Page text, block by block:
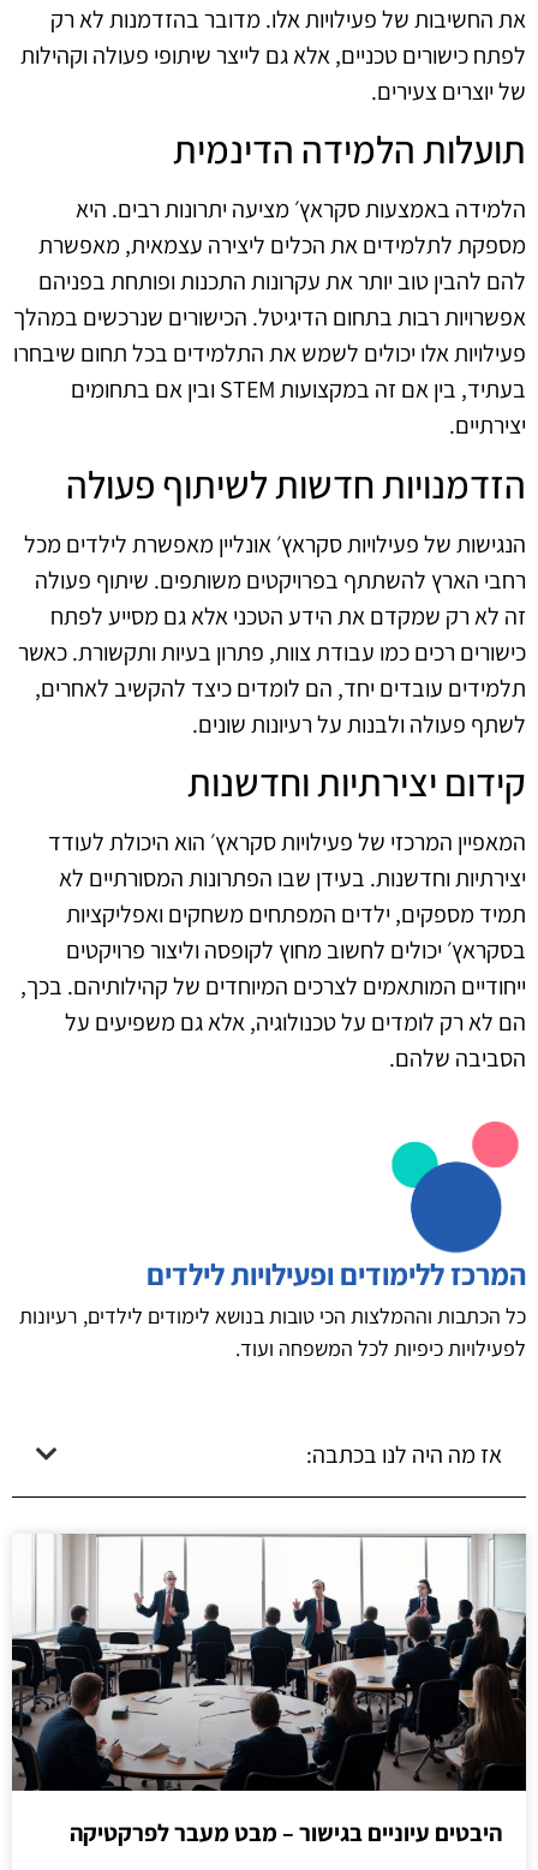
את החשיבות של פעילויות אלו. מדובר בהזדמנות לא רק
לפתח כישורים טכניים, אלא גם לייצר שיתופי פעולה וקהילות
של יוצרים צעירים.
תועלות הלמידה הדינמית
הלמידה באמצעות סקראץ׳ מציעה יתרונות רבים. היא
מספקת לתלמידים את הכלים ליצירה עצמאית, מאפשרת
להם להבין טוב יותר את עקרונות התכנות ופותחת בפניהם
אפשרויות רבות בתחום הדיגיטל. הכישורים שנרכשים במהלך
פעילויות אלו יכולים לשמש את התלמידים בכל תחום שיבחרו
בעתיד, בין אם זה במקצועות STEM ובין אם בתחומים
יצירתיים.
הזדמנויות חדשות לשיתוף פעולה
הנגישות של פעילויות סקראץ׳ אונליין מאפשרת לילדים מכל
רחבי הארץ להשתתף בפרויקטים משותפים. שיתוף פעולה
זה לא רק שמקדם את הידע הטכני אלא גם מסייע לפתח
כישורים רכים כמו עבודת צוות, פתרון בעיות ותקשורת. כאשר
תלמידים עובדים יחד, הם לומדים כיצד להקשיב לאחרים,
לשתף פעולה ולבנות על רעיונות שונים.
קידום יצירתיות וחדשנות
המאפיין המרכזי של פעילויות סקראץ׳ הוא היכולת לעודד
יצירתיות וחדשנות. בעידן שבו הפתרונות המסורתיים לא
תמיד מספקים, ילדים המפתחים משחקים ואפליקציות
בסקראץ׳ יכולים לחשוב מחוץ לקופסה וליצור פרויקטים
ייחודיים המותאמים לצרכים המיוחדים של קהילותיהם. בכך,
הם לא רק לומדים על טכנולוגיה, אלא גם משפיעים על
הסביבה שלהם.
המרכז ללימודים ופעילויות לילדים
כל הכתבות וההמלצות הכי טובות בנושא לימודים לילדים, רעיונות
לפעילויות כיפיות לכל המשפחה ועוד.
אז מה היה לנו בכתבה:
היבטים עיוניים בגישור – מבט מעבר לפרקטיקה